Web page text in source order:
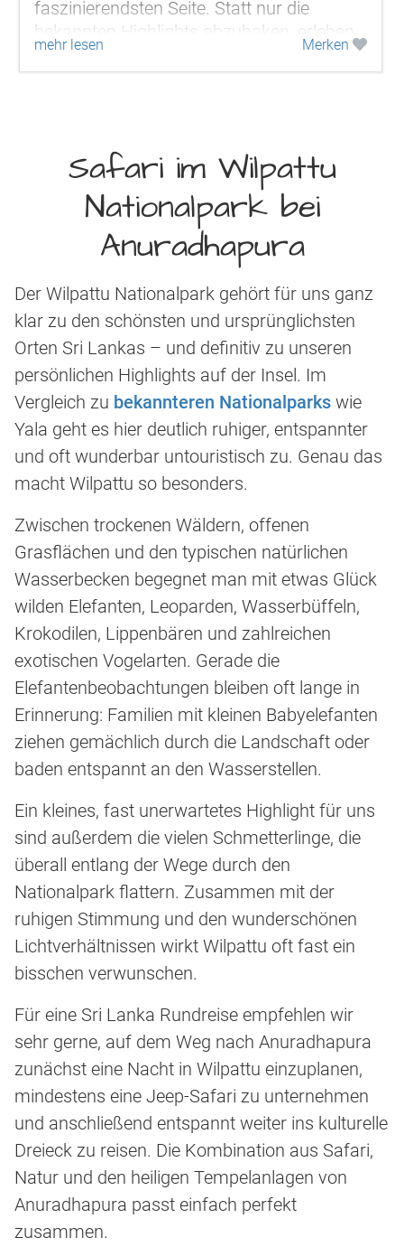
faszinierendsten Seite. Statt nur die
bekannten Highlights abzuhaken, erleben
Sie hier eine abwechslungsreiche
Mischung...
mehr lesen Merken
Safari im Wilpattu
Nationalpark bei
Anuradhapura
Der Wilpattu Nationalpark gehört für uns ganz
klar zu den schönsten und ursprünglichsten
Orten Sri Lankas – und definitiv zu unseren
persönlichen Highlights auf der Insel. Im
Vergleich zu bekannteren Nationalparks wie
Yala geht es hier deutlich ruhiger, entspannter
und oft wunderbar untouristisch zu. Genau das
macht Wilpattu so besonders.
Zwischen trockenen Wäldern, offenen
Grasflächen und den typischen natürlichen
Wasserbecken begegnet man mit etwas Glück
wilden Elefanten, Leoparden, Wasserbüffeln,
Krokodilen, Lippenbären und zahlreichen
exotischen Vogelarten. Gerade die
Elefantenbeobachtungen bleiben oft lange in
Erinnerung: Familien mit kleinen Babyelefanten
ziehen gemächlich durch die Landschaft oder
baden entspannt an den Wasserstellen.
Ein kleines, fast unerwartetes Highlight für uns
sind außerdem die vielen Schmetterlinge, die
überall entlang der Wege durch den
Nationalpark flattern. Zusammen mit der
ruhigen Stimmung und den wunderschönen
Lichtverhältnissen wirkt Wilpattu oft fast ein
bisschen verwunschen.
Für eine Sri Lanka Rundreise empfehlen wir
sehr gerne, auf dem Weg nach Anuradhapura
zunächst eine Nacht in Wilpattu einzuplanen,
mindestens eine Jeep-Safari zu unternehmen
und anschließend entspannt weiter ins kulturelle
Dreieck zu reisen. Die Kombination aus Safari,
Natur und den heiligen Tempelanlagen von
Anuradhapura passt einfach perfekt
zusammen.